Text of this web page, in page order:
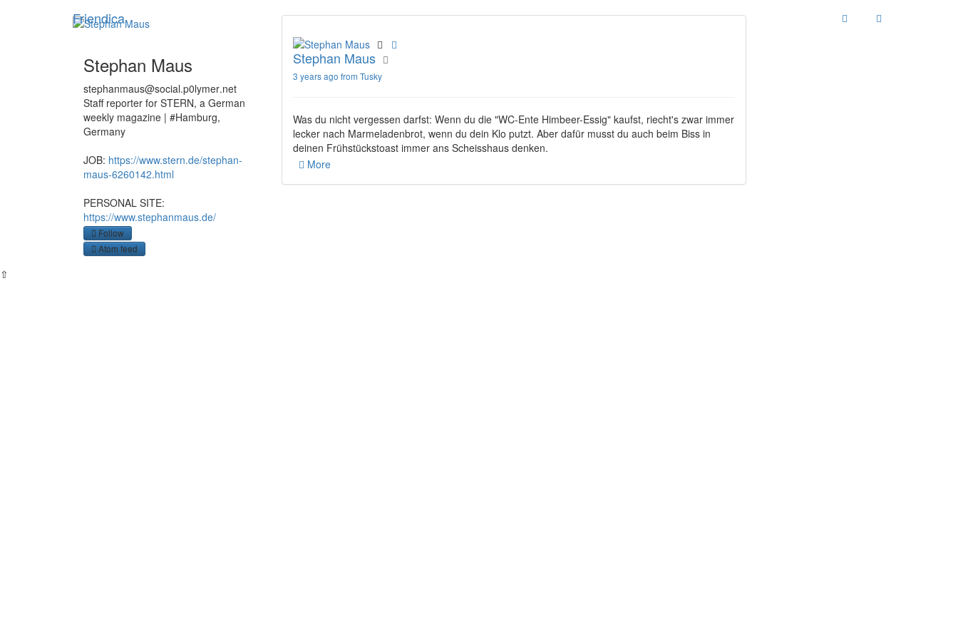
Friendica
Stephan Maus
stephanmaus@social.p0lymer.net
Staff reporter for STERN, a German
weekly magazine | #Hamburg,
Germany
JOB: https://www.stern.de/stephan-
maus-6260142.html
PERSONAL SITE:
https://www.stephanmaus.de/
Follow
Atom feed
Stephan Maus
3 years ago from Tusky
Was du nicht vergessen darfst: Wenn du die "WC-Ente Himbeer-Essig" kaufst, riecht's zwar immer
lecker nach Marmeladenbrot, wenn du dein Klo putzt. Aber dafür musst du auch beim Biss in
deinen Frühstückstoast immer ans Scheisshaus denken.
More
⇧